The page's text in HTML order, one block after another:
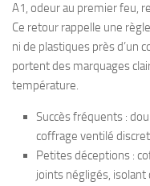
A1, odeur au premier feu,
Ce retour rappelle une
ni de plastiques près d’un
portent des marquages
température.
Succès fréquents :
coffrage ventilé
Petites déceptions :
joints négligés, isolant